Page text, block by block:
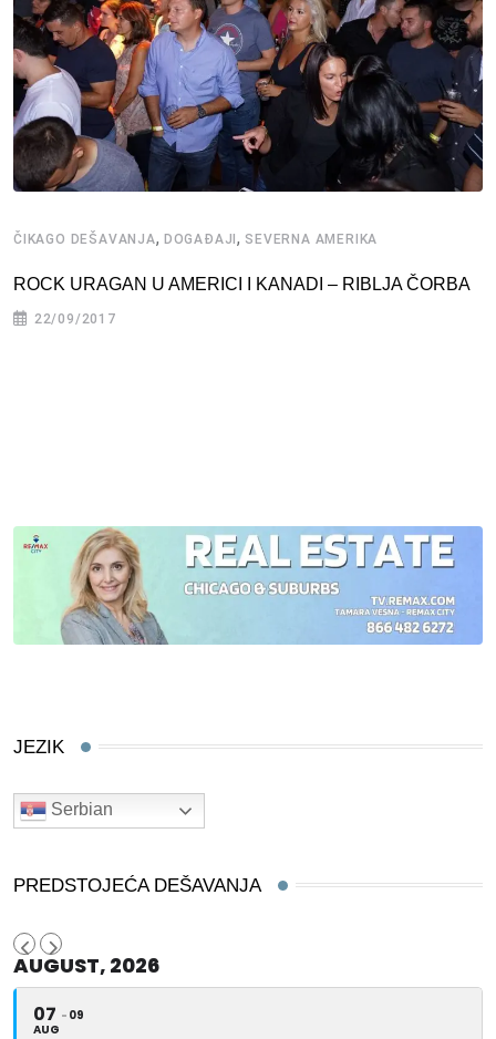
ČIKAGO DEŠAVANJA, DOGAĐAJI, SEVERNA AMERIKA
ROCK URAGAN U AMERICI I KANADI – RIBLJA ČORBA
22/09/2017
JEZIK
Serbian
PREDSTOJEĆA DEŠAVANJA
AUGUST, 2026
07
AUG
09